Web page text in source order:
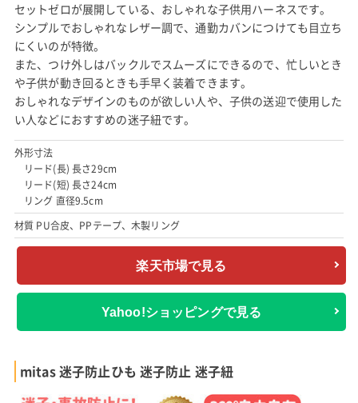
セットゼロが展開している、おしゃれな子供用ハーネスです。
シンプルでおしゃれなレザー調で、通勤カバンにつけても目立ち
にくいのが特徴。
また、つけ外しはバックルでスムーズにできるので、忙しいとき
や子供が動き回るときも手早く装着できます。
おしゃれなデザインのものが欲しい人や、子供の送迎で使用した
い人などにおすすめの迷子紐です。
外形寸法
リード(長) 長さ29cm
リード(短) 長さ24cm
リング 直径9.5cm
材質 PU合皮、PPテープ、木製リング
楽天市場で見る
Yahoo!ショッピングで見る
mitas 迷子防止ひも 迷子防止 迷子紐